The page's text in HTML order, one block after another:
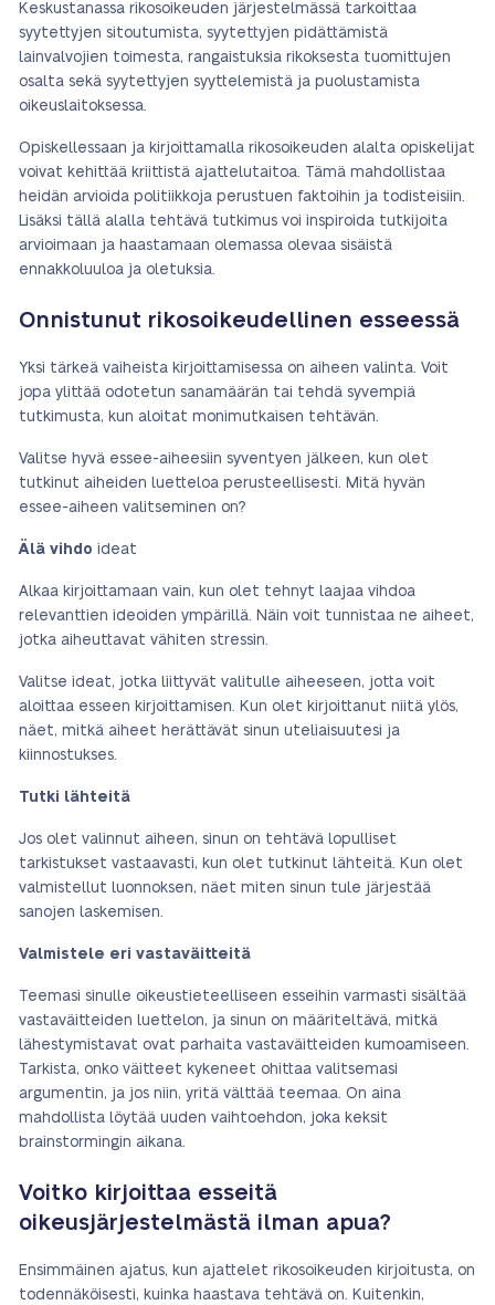
Keskustanassa rikosoikeuden järjestelmässä tarkoittaa
syytettyjen sitoutumista, syytettyjen pidättämistä
lainvalvojien toimesta, rangaistuksia rikoksesta tuomittujen
osalta sekä syytettyjen syyttelemistä ja puolustamista
oikeuslaitoksessa.
Opiskellessaan ja kirjoittamalla rikosoikeuden alalta opiskelijat
voivat kehittää kriittistä ajattelutaitoa. Tämä mahdollistaa
heidän arvioida politiikkoja perustuen faktoihin ja todisteisiin.
Lisäksi tällä alalla tehtävä tutkimus voi inspiroida tutkijoita
arvioimaan ja haastamaan olemassa olevaa sisäistä
ennakkoluuloa ja oletuksia.
Onnistunut rikosoikeudellinen esseessä
Yksi tärkeä vaiheista kirjoittamisessa on aiheen valinta. Voit
jopa ylittää odotetun sanamäärän tai tehdä syvempiä
tutkimusta, kun aloitat monimutkaisen tehtävän.
Valitse hyvä essee-aiheesiin syventyen jälkeen, kun olet
tutkinut aiheiden luetteloa perusteellisesti. Mitä hyvän
essee-aiheen valitseminen on?
Älä vihdo ideat
Alkaa kirjoittamaan vain, kun olet tehnyt laajaa vihdoa
relevanttien ideoiden ympärillä. Näin voit tunnistaa ne aiheet,
jotka aiheuttavat vähiten stressin.
Valitse ideat, jotka liittyvät valitulle aiheeseen, jotta voit
aloittaa esseen kirjoittamisen. Kun olet kirjoittanut niitä ylös,
näet, mitkä aiheet herättävät sinun uteliaisuutesi ja
kiinnostukses.
Tutki lähteitä
Jos olet valinnut aiheen, sinun on tehtävä lopulliset
tarkistukset vastaavasti, kun olet tutkinut lähteitä. Kun olet
valmistellut luonnoksen, näet miten sinun tule järjestää
sanojen laskemisen.
Valmistele eri vastaväitteitä
Teemasi sinulle oikeustieteelliseen esseihin varmasti sisältää
vastaväitteiden luettelon, ja sinun on määriteltävä, mitkä
lähestymistavat ovat parhaita vastaväitteiden kumoamiseen.
Tarkista, onko väitteet kykeneet ohittaa valitsemasi
argumentin, ja jos niin, yritä välttää teemaa. On aina
mahdollista löytää uuden vaihtoehdon, joka keksit
brainstormingin aikana.
Voitko kirjoittaa esseitä
oikeusjärjestelmästä ilman apua?
Ensimmäinen ajatus, kun ajattelet rikosoikeuden kirjoitusta, on
todennäköisesti, kuinka haastava tehtävä on. Kuitenkin,